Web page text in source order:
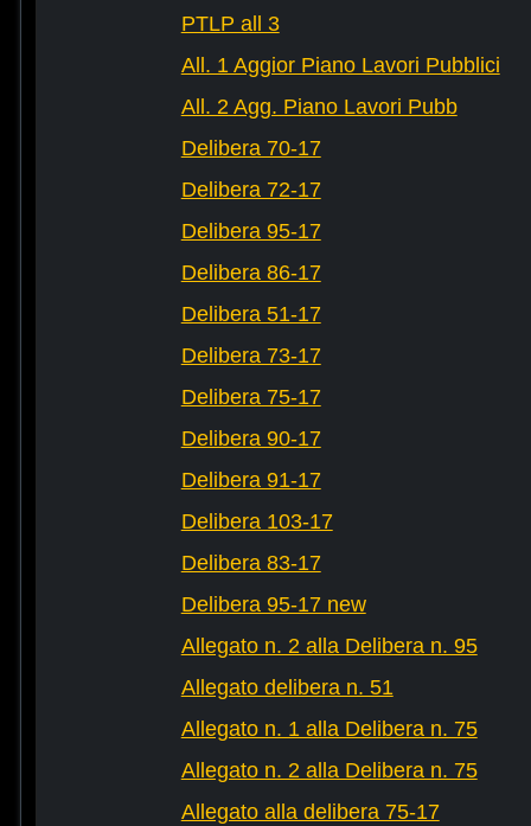
PTLP all 3
All. 1 Aggior Piano Lavori Pubblici
All. 2 Agg. Piano Lavori Pubb
Delibera 70-17
Delibera 72-17
Delibera 95-17
Delibera 86-17
Delibera 51-17
Delibera 73-17
Delibera 75-17
Delibera 90-17
Delibera 91-17
Delibera 103-17
Delibera 83-17
Delibera 95-17 new
Allegato n. 2 alla Delibera n. 95
Allegato delibera n. 51
Allegato n. 1 alla Delibera n. 75
Allegato n. 2 alla Delibera n. 75
Allegato alla delibera 75-17